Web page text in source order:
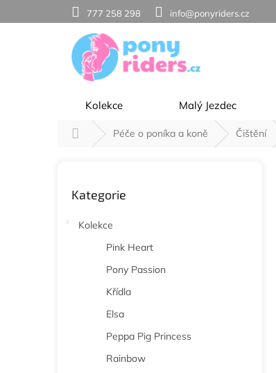
777 258 298 info@ponyriders.cz
Kolekce Malý Jezdec
Domů Péče o poníka a koně Čištění
kategorie
Kategorie
Kolekce
Pink Heart
Pony Passion
Křídla
Elsa
Peppa Pig Princess
Rainbow